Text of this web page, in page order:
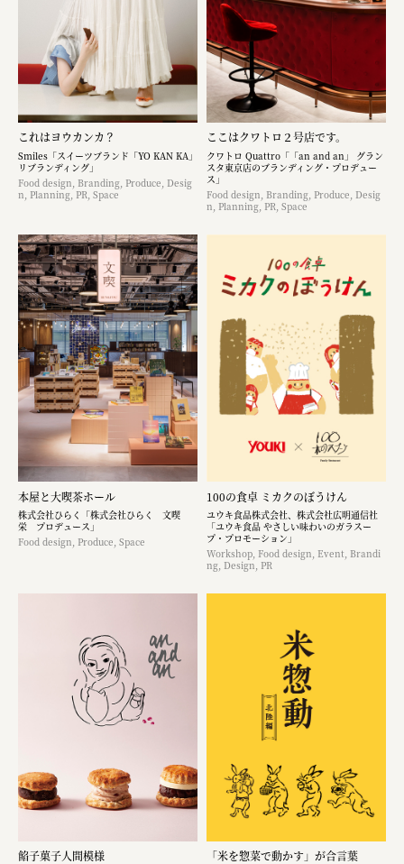
これはヨウカンカ？
Smiles「スイーツブランド「YO KAN KA」
リブランディング」
Food design, Branding, Produce, Desig
n, Planning, PR, Space
ここはクワトロ２号店です。
クワトロ Quattro「「an and an」 グラン
スタ東京店のブランディング・プロデュー
ス」
Food design, Branding, Produce, Desig
n, Planning, PR, Space
本屋と大喫茶ホール
株式会社ひらく「株式会社ひらく 文喫
栄 プロデュース」
Food design, Produce, Space
100の食卓 ミカクのぼうけん
ユウキ食品株式会社、株式会社広明通信社
「ユウキ食品 やさしい味わいのガラスー
プ・プロモーション」
Workshop, Food design, Event, Brandi
ng, Design, PR
餡子菓子人間模様 「米を惣菜で動かす」が合言葉